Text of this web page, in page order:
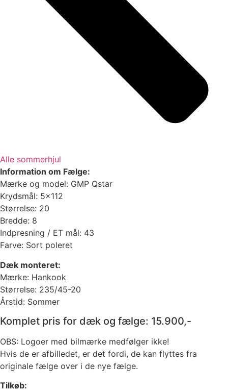
Alle sommerhjul
Information om Fælge:
Mærke og model: GMP Qstar
Krydsmål: 5×112
Størrelse: 20
Bredde: 8
Indpresning / ET mål: 43
Farve: Sort poleret
Dæk monteret:
Mærke: Hankook
Størrelse: 235/45-20
Årstid: Sommer
Komplet pris for dæk og fælge: 15.900,-
OBS: Logoer med bilmærke medfølger ikke!
Hvis de er afbilledet, er det fordi, de kan flyttes fra
originale fælge over i de nye fælge.
Tilkøb: